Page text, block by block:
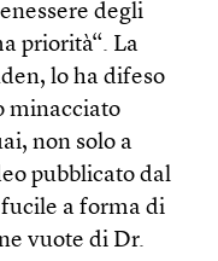
degli
priorità“. La
lo ha difeso
minacciato
non solo a
pubblicato dal
a forma di
vuote di Dr.